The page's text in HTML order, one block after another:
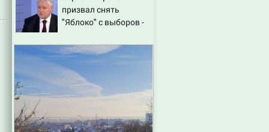
склады Wildberries,
состояние
призвал снять
"Яблоко" с выборов -